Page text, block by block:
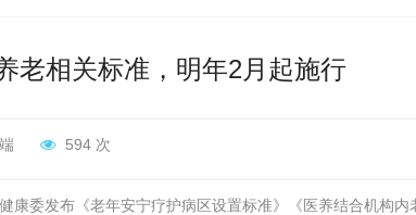
老相关标准，明年2月起施行
594 次
康委发布《老年安宁疗护病区设置标准》《医养结合机构